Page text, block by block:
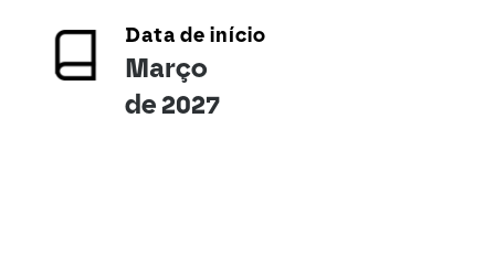
Data de início
Março
de 2027